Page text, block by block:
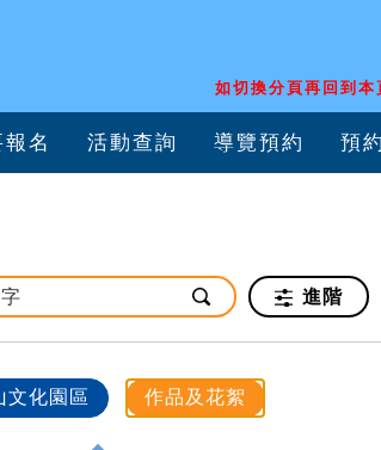
如切換分頁再回到
名 活動查詢 導覽預約 預
進階
文化園區 作品及花絮